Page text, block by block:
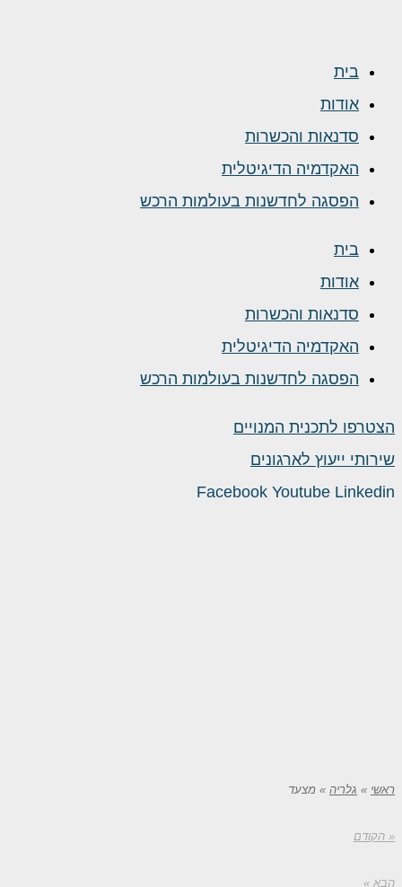
בית
אודות
סדנאות והכשרות
האקדמיה הדיגיטלית
הפסגה לחדשנות בעולמות הרכש
בית
אודות
סדנאות והכשרות
האקדמיה הדיגיטלית
הפסגה לחדשנות בעולמות הרכש
הצטרפו לתכנית המנויים
שירותי ייעוץ לארגונים
Facebook Youtube Linkedin
ראשי » גלריה » מצעד
« הקודם
הבא »